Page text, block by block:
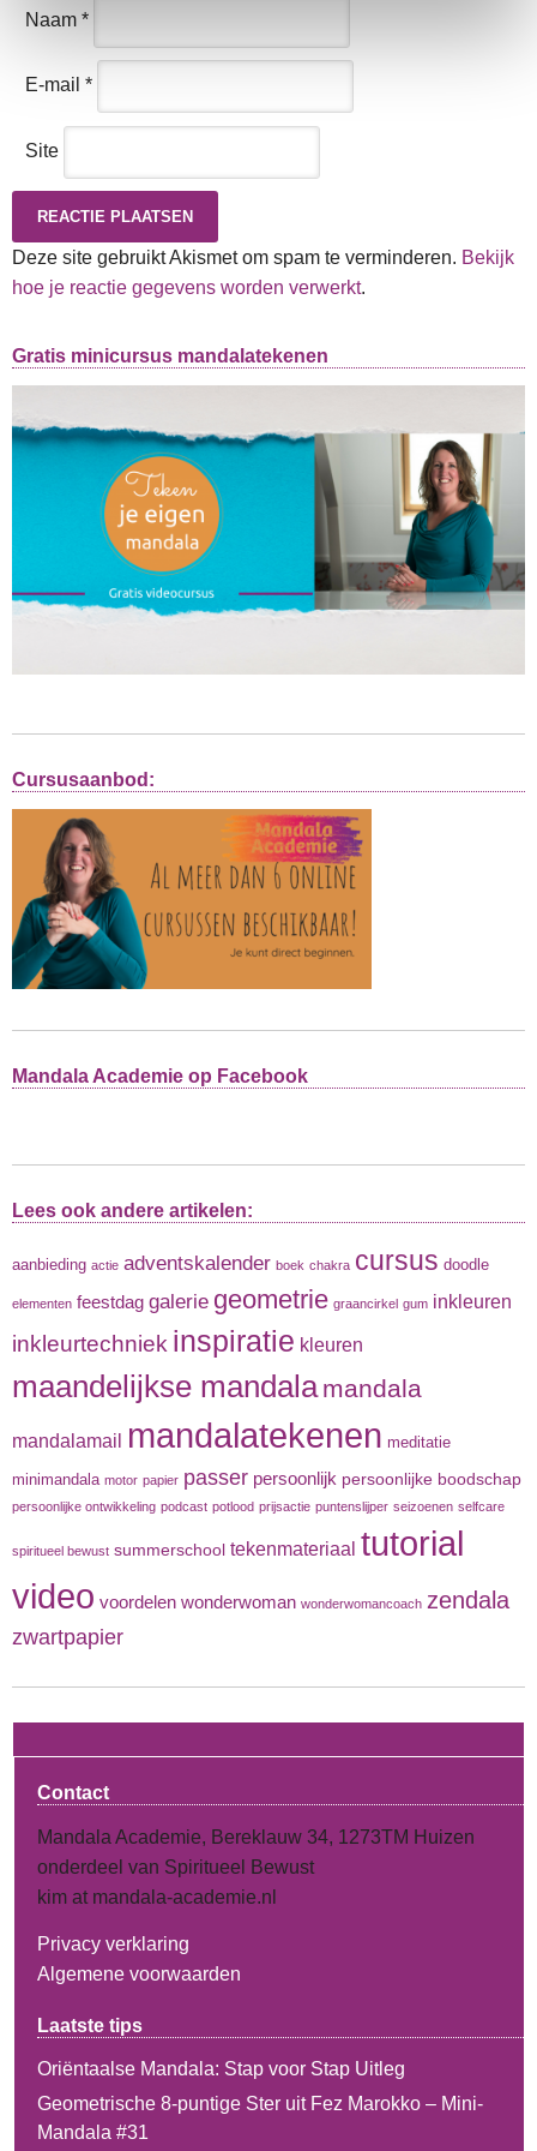
Naam *
E-mail *
Site
Deze site gebruikt Akismet om spam te verminderen. Bekijk
hoe je reactie gegevens worden verwerkt.
Gratis minicursus mandalatekenen
Cursusaanbod:
Mandala Academie op Facebook
Lees ook andere artikelen:
aanbieding actie adventskalender boek chakra cursus doodle
elementen feestdag galerie geometrie graancirkel gum inkleuren
inkleurtechniek inspiratie kleuren
maandelijkse mandala mandala
mandalamail mandalatekenen meditatie
minimandala motor papier passer persoonlijk persoonlijke boodschap
persoonlijke ontwikkeling podcast potlood prijsactie puntenslijper seizoenen selfcare
spiritueel bewust summerschool tekenmateriaal tutorial
video voordelen wonderwoman wonderwomancoach zendala
zwartpapier
Contact
Mandala Academie, Bereklauw 34, 1273TM Huizen
onderdeel van Spiritueel Bewust
kim at mandala-academie.nl
Privacy verklaring
Algemene voorwaarden
Laatste tips
Oriëntaalse Mandala: Stap voor Stap Uitleg
Geometrische 8-puntige Ster uit Fez Marokko – Mini-
Mandala #31